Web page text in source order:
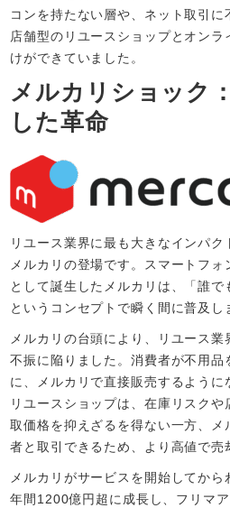
コンを持たない層や、ネット取引
店舗型のリユースショップとオン
けができていました。
メルカリショック
した革命
リユース業界に最も大きなインパ
メルカリの登場です。スマートフォ
として誕生したメルカリは、「誰で
というコンセプトで瞬く間に普及し
メルカリの台頭により、リユース
不振に陥りました。消費者が不用品
に、メルカリで直接販売するよう
リユースショップは、在庫リスク
取価格を抑えざるを得ない一方、メ
者と取引できるため、より高値で売
メルカリがサービスを開始してか
年間1200億円超に成長し、フリマ